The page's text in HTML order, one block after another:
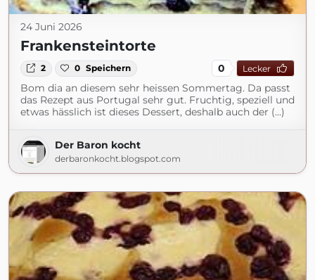
24 Juni 2026
Frankensteintorte
2 0 Speichern 0 Lecker
Bom dia an diesem sehr heissen Sommertag. Da passt
das Rezept aus Portugal sehr gut. Fruchtig, speziell und
etwas hässlich ist dieses Dessert, deshalb auch der (...)
Der Baron kocht
derbaronkocht.blogspot.com